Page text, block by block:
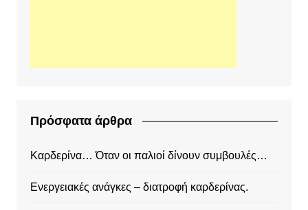
Πρόσφατα άρθρα
Καρδερίνα… Όταν οι παλιοί δίνουν συμβουλές…
Ενεργειακές ανάγκες – διατροφή καρδερίνας.